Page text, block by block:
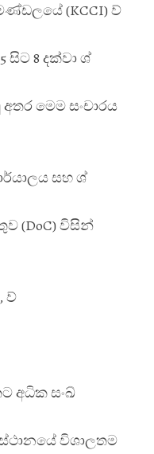
(KCCI) ව්
සිට 8 දක්වා ශ්
මෙම සංචාරය
සහ ශ්
(DoC) විසින්
ව්
අධික සංඛ්
විශාලතම